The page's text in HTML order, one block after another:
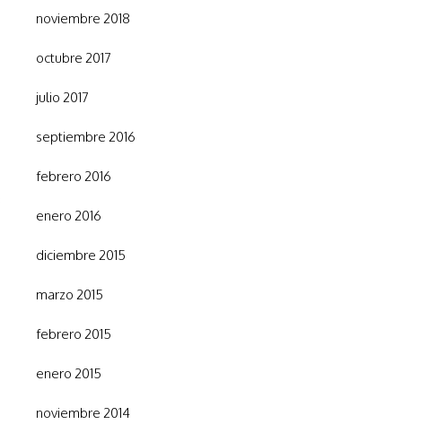
noviembre 2018
octubre 2017
julio 2017
septiembre 2016
febrero 2016
enero 2016
diciembre 2015
marzo 2015
febrero 2015
enero 2015
noviembre 2014